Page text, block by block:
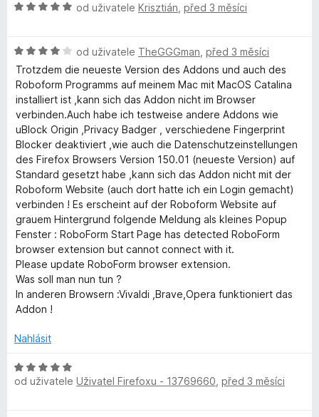
a
g
e
r
5
o
n
:
5
z
5
H
n
o
c
e
n
:
5
z
5
od uživatele Krisztián před 3 měsíci
H
o
d
n
o
c
e
n
:
4
z
5
od uživatele TheGGGman před 3 měsíci
Trotzdem die neueste Version des Addons und auch des
Roboform Programms auf meinem Mac mit MacOS Catalina
installiert ist ,kann sich das Addon nicht im Browser
verbinden.Auch habe ich testweise andere Addons wie
uBlock Origin ,Privacy Badger , verschiedene Fingerprint
Blocker deaktiviert ,wie auch die Datenschutzeinstellungen
des Firefox Browsers Version 150.01 (neueste Version) auf
Standard gesetzt habe ,kann sich das Addon nicht mit der
Roboform Website (auch dort hatte ich ein Login gemacht)
verbinden ! Es erscheint auf der Roboform Website auf
grauem Hintergrund folgende Meldung als kleines Popup
Fenster : RoboForm Start Page has detected RoboForm
browser extension but cannot connect with it.
Please update RoboForm browser extension.
Was soll man nun tun ?
In anderen Browsern :Vivaldi ,Brave,Opera funktioniert das
Addon !
Nahlásit
H
o
od uživatele Uživatel Firefoxu - 13769660 před 3 měsíci